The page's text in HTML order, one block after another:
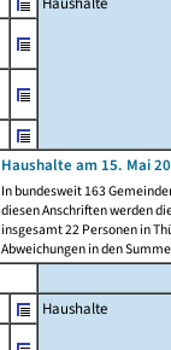
Haushalte am 15. Mai
In bundesweit 163
diesen Anschriften werden
insgesamt 22 Personen in
Abweichungen in den
Haushalte